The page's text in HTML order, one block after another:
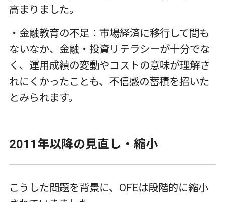
高まりました。
・金融教育の不足：市場経済に移行して間も
ないなか、金融・投資リテラシーが十分でな
く、運用成績の変動やコストの意味が理解さ
れにくかったことも、不信感の蓄積を招いた
とみられます。
2011年以降の見直し・縮小
こうした問題を背景に、 OFEは段階的に縮小